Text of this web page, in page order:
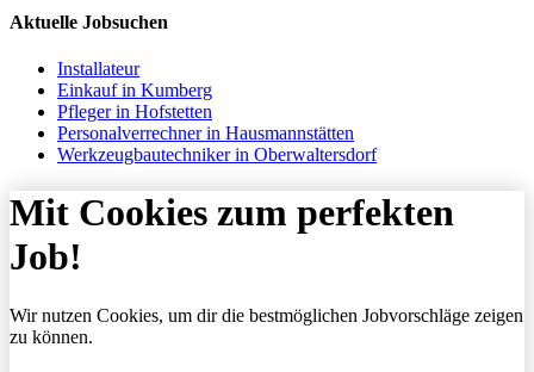
Aktuelle Jobsuchen
Installateur
Einkauf in Kumberg
Pfleger in Hofstetten
Personalverrechner in Hausmannstätten
Werkzeugbautechniker in Oberwaltersdorf
Mit Cookies zum perfekten
Job!
Wir nutzen Cookies, um dir die bestmöglichen Jobvorschläge zeigen
zu können.